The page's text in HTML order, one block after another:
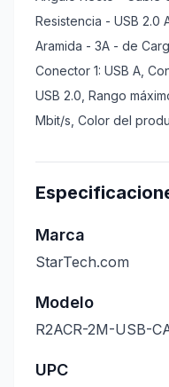
Resistencia - USB 2.0
Aramida - 3A - de
Conector 1: USB A,
USB 2.0, Rango
Mbit/s, Color del
Marca
StarTech.com
Modelo
R2ACR-2M-USB-
UPC